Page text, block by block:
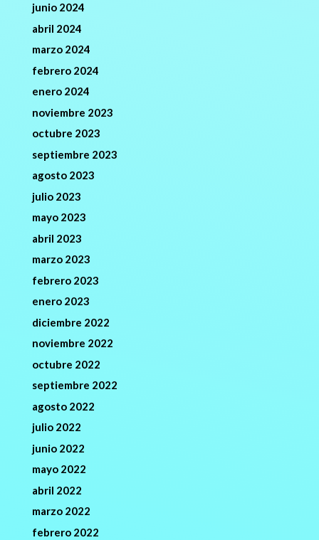
junio 2024
abril 2024
marzo 2024
febrero 2024
enero 2024
noviembre 2023
octubre 2023
septiembre 2023
agosto 2023
julio 2023
mayo 2023
abril 2023
marzo 2023
febrero 2023
enero 2023
diciembre 2022
noviembre 2022
octubre 2022
septiembre 2022
agosto 2022
julio 2022
junio 2022
mayo 2022
abril 2022
marzo 2022
febrero 2022